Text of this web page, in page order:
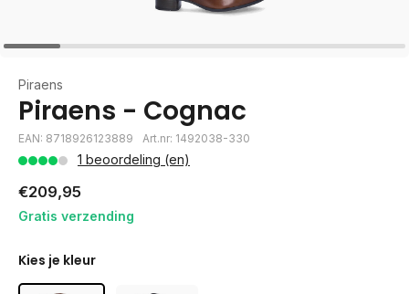
Piraens
Piraens - Cognac
EAN: 8718926123889 Art.nr: 1492038-330
1 beoordeling (en)
€209,95
Gratis verzending
Kies je kleur